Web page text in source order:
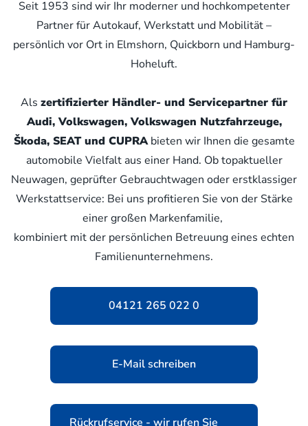
Seit 1953 sind wir Ihr moderner und hochkompetenter
Partner für Autokauf, Werkstatt und Mobilität –
persönlich vor Ort in Elmshorn, Quickborn und Hamburg-
Hoheluft.
Als zertifizierter Händler- und Servicepartner für
Audi, Volkswagen, Volkswagen Nutzfahrzeuge,
Škoda, SEAT und CUPRAbieten wir Ihnen die gesamte
automobile Vielfalt aus einer Hand. Ob topaktueller
Neuwagen, geprüfter Gebrauchtwagen oder erstklassiger
Werkstattservice: Bei uns profitieren Sie von der Stärke
einer großen Markenfamilie,
kombiniert mit der persönlichen Betreuung eines echten
Familienunternehmens.
04121 265 022 0
E-Mail schreiben
Rückrufservice - wir rufen Sie